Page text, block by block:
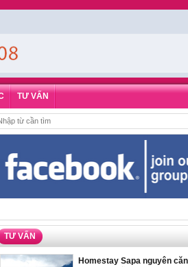
TƯ VẤN
KHÁCH,ĐẶT PHÒNG HOMESTAY BIỂN HẠ
TƯ VẤN
Homestay Sapa nguyên